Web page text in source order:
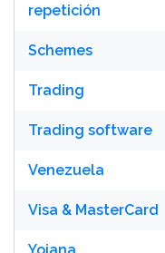
repetición
Schemes
Trading
Trading software
Venezuela
Visa & MasterCard